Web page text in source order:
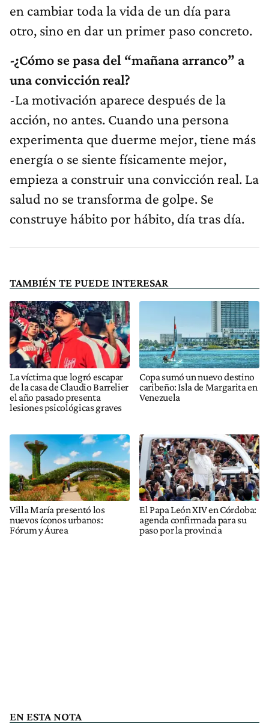
en cambiar toda la vida de un día para
otro, sino en dar un primer paso concreto.
-¿Cómo se pasa del “mañana arranco” a
una convicción real?
-La motivación aparece después de la
acción, no antes. Cuando una persona
experimenta que duerme mejor, tiene más
energía o se siente físicamente mejor,
empieza a construir una convicción real. La
salud no se transforma de golpe. Se
construye hábito por hábito, día tras día.
TAMBIÉN TE PUEDE INTERESAR
La víctima que logró escapar
de la casa de Claudio Barrelier
el año pasado presenta
lesiones psicológicas graves
Copa sumó un nuevo destino
caribeño: Isla de Margarita en
Venezuela
Villa María presentó los
nuevos íconos urbanos:
Fórum y Áurea
El Papa León XIV en Córdoba:
agenda confirmada para su
paso por la provincia
EN ESTA NOTA